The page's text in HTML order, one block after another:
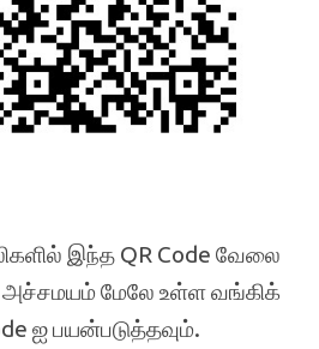
இந்த QR Code வேலை
மேலே உள்ள வங்கிக்
ஐ பயன்படுத்தவும்.